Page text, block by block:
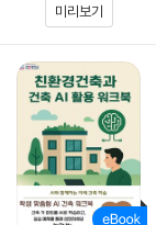
미리보기